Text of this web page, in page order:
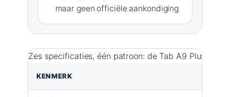
maar geen officiële aankondiging
Zes specificaties, één patroon: de Tab A9 Plus
KENMERK